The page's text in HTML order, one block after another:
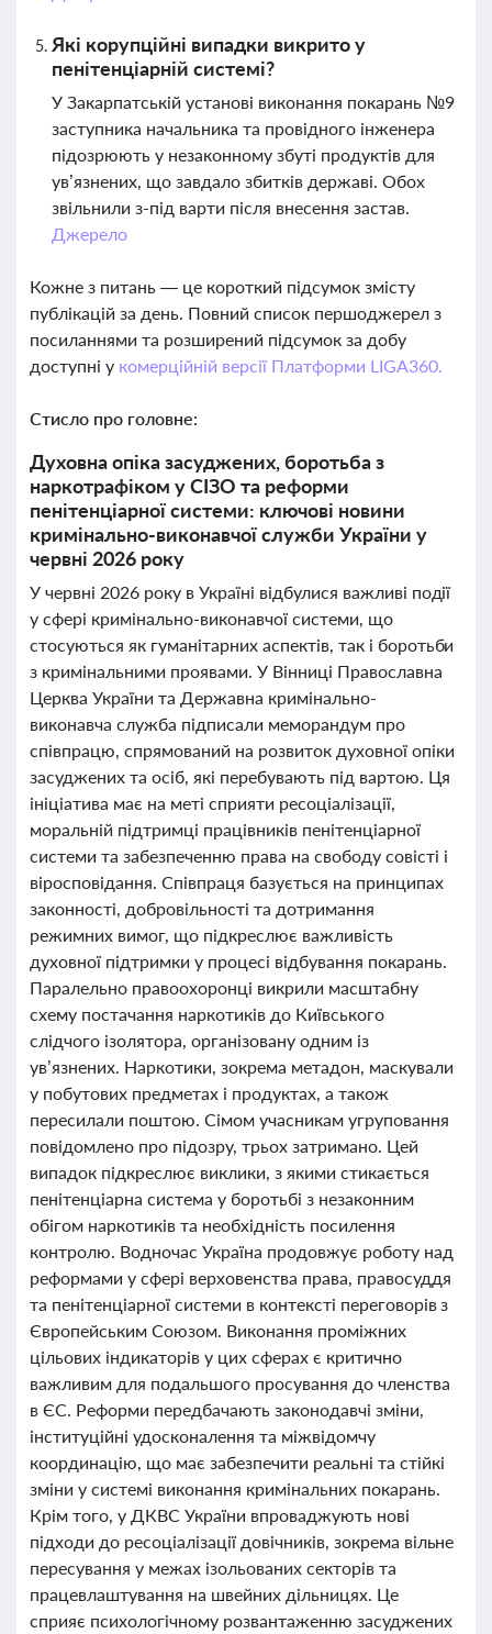
Які корупційні випадки викрито у
пенітенціарній системі?
У Закарпатській установі виконання покарань №9
заступника начальника та провідного інженера
підозрюють у незаконному збуті продуктів для
ув’язнених, що завдало збитків державі. Обох
звільнили з-під варти після внесення застав.
Джерело
Кожне з питань — це короткий підсумок змісту
публікацій за день. Повний список першоджерел з
посиланнями та розширений підсумок за добу
доступні у комерційній версії Платформи LIGA360.
Стисло про головне:
Духовна опіка засуджених, боротьба з
наркотрафіком у СІЗО та реформи
пенітенціарної системи: ключові новини
кримінально-виконавчої служби України у
червні 2026 року
У червні 2026 року в Україні відбулися важливі події
у сфері кримінально-виконавчої системи, що
стосуються як гуманітарних аспектів, так і боротьби
з кримінальними проявами. У Вінниці Православна
Церква України та Державна кримінально-
виконавча служба підписали меморандум про
співпрацю, спрямований на розвиток духовної опіки
засуджених та осіб, які перебувають під вартою. Ця
ініціатива має на меті сприяти ресоціалізації,
моральній підтримці працівників пенітенціарної
системи та забезпеченню права на свободу совісті і
віросповідання. Співпраця базується на принципах
законності, добровільності та дотримання
режимних вимог, що підкреслює важливість
духовної підтримки у процесі відбування покарань.
Паралельно правоохоронці викрили масштабну
схему постачання наркотиків до Київського
слідчого ізолятора, організовану одним із
ув’язнених. Наркотики, зокрема метадон, маскували
у побутових предметах і продуктах, а також
пересилали поштою. Сімом учасникам угруповання
повідомлено про підозру, трьох затримано. Цей
випадок підкреслює виклики, з якими стикається
пенітенціарна система у боротьбі з незаконним
обігом наркотиків та необхідність посилення
контролю. Водночас Україна продовжує роботу над
реформами у сфері верховенства права, правосуддя
та пенітенціарної системи в контексті переговорів з
Європейським Союзом. Виконання проміжних
цільових індикаторів у цих сферах є критично
важливим для подальшого просування до членства
в ЄС. Реформи передбачають законодавчі зміни,
інституційні удосконалення та міжвідомчу
координацію, що має забезпечити реальні та стійкі
зміни у системі виконання кримінальних покарань.
Крім того, у ДКВС України впроваджують нові
підходи до ресоціалізації довічників, зокрема вільне
пересування у межах ізольованих секторів та
працевлаштування на швейних дільницях. Це
сприяє психологічному розвантаженню засуджених